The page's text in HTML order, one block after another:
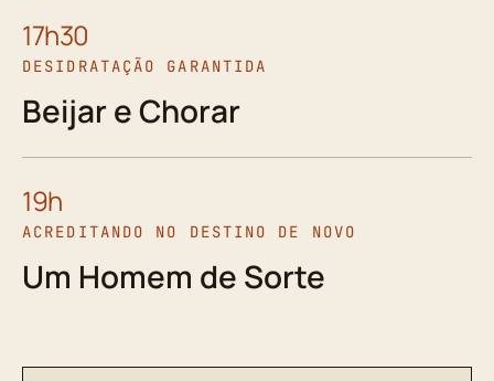
17h30
DESIDRATAÇÃO GARANTIDA
Beijar e Chorar
19h
ACREDITANDO NO DESTINO DE NOVO
Um Homem de Sorte